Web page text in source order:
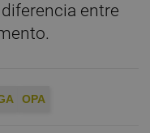
entre
OPA